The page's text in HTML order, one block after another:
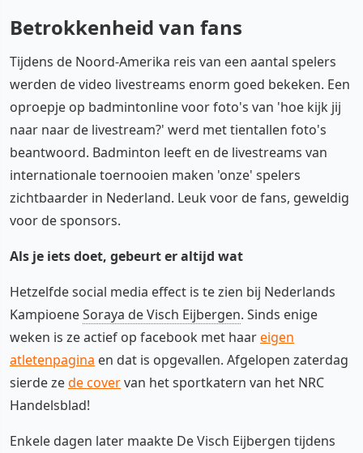
Betrokkenheid van fans
Tijdens de Noord-Amerika reis van een aantal spelers
werden de video livestreams enorm goed bekeken. Een
oproepje op badmintonline voor foto's van 'hoe kijk jij
naar naar de livestream?' werd met tientallen foto's
beantwoord. Badminton leeft en de livestreams van
internationale toernooien maken 'onze' spelers
zichtbaarder in Nederland. Leuk voor de fans, geweldig
voor de sponsors.
Als je iets doet, gebeurt er altijd wat
Hetzelfde social media effect is te zien bij Nederlands
KampioeneSoraya de Visch Eijbergen. Sinds enige
weken is ze actief op facebook met haareigen
atletenpagina en dat is opgevallen. Afgelopen zaterdag
sierde zede covervan het sportkatern van het NRC
Handelsblad!
Enkele dagen later maakte De Visch Eijbergen tijdens